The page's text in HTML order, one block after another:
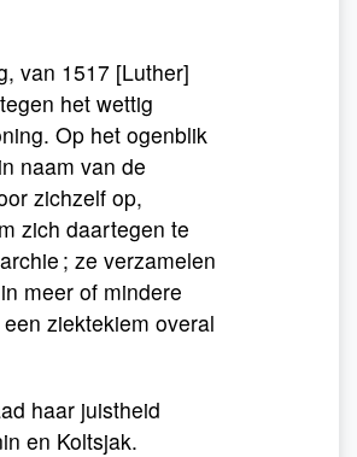
van 1517 [Luther]
het wettig
Op het ogenblik
naam van de
zichzelf op,
zich daartegen te
; ze verzamelen
meer of mindere
ziektekiem overal
haar juistheid
en Koltsjak.